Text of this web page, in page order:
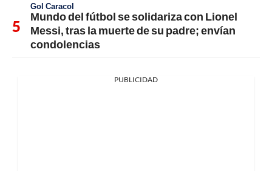
Gol Caracol
Mundo del fútbol se solidariza con Lionel
Messi, tras la muerte de su padre; envían
condolencias
PUBLICIDAD